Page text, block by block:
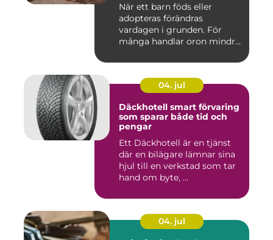
När ett barn föds eller
adopteras förändras
vardagen i grunden. För
många handlar oron mindre
04. jul
Däckhotell smart förvaring
som sparar både tid och
pengar
Ett Däckhotell är en tjänst
där en bilägare lämnar sina
hjul till en verkstad som tar
hand om byte, ...
04. jul